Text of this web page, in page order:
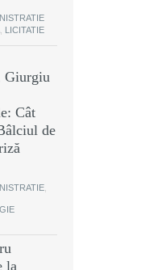
, LICITATIE
Giurgiu
Cât
de
,
la